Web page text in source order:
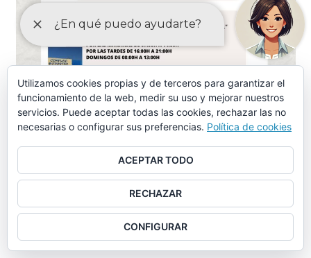
ORDENANZAS MAYO-2024
Ordenanza piscina municipal, instalaciones deportivas y
otros servicios similares (aprobación provisional)
Utilizamos cookies propias y de terceros para garantizar el
funcionamiento de la web, medir su uso y mejorar nuestros
servicios. Puede aceptar todas las cookies, rechazar las no
necesarias o configurar sus preferencias. Política de cookies
ACEPTAR TODO
RECHAZAR
CONFIGURAR